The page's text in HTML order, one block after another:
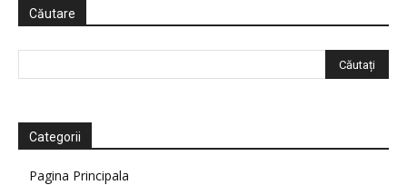
Căutare
Categorii
Pagina Principala